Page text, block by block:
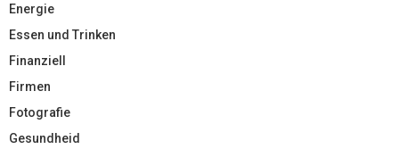
Energie
Essen und Trinken
Finanziell
Firmen
Fotografie
Gesundheid